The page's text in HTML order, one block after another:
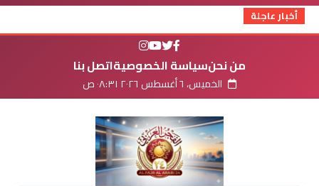
أخبار عاجلة
من نحنسياسة الخصوصيةاتصل بنا
الخميس، ٦ أغسطس ٢٠٢٦ ٠٨:٣١ ص